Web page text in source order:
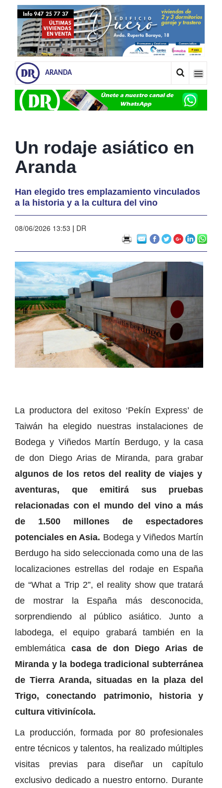
ARANDA
Un rodaje asiático en
Aranda
Han elegido tres emplazamiento vinculados
a la historia y a la cultura del vino
08/06/2026 13:53 | DR
La productora del exitoso ‘Pekín Express’ de
Taiwán ha elegido nuestras instalaciones de
Bodega y Viñedos Martín Berdugo, y la casa
de don Diego Arias de Miranda, para grabar
algunos de los retos del reality de viajes y
aventuras, que emitirá sus pruebas
relacionadas con el mundo del vino a más
de 1.500 millones de espectadores
potenciales en Asia. Bodega y Viñedos Martín
Berdugo ha sido seleccionada como una de las
localizaciones estrellas del rodaje en España
de “What a Trip 2”, el reality show que tratará
de mostrar la España más desconocida,
sorprendiendo al público asiático. Junto a
labodega, el equipo grabará también en la
emblemática casa de don Diego Arias de
Miranda y la bodega tradicional subterránea
de Tierra Aranda, situadas en la plaza del
Trigo, conectando patrimonio, historia y
cultura vitivinícola.
La producción, formada por 80 profesionales
entre técnicos y talentos, ha realizado múltiples
visitas previas para diseñar un capítulo
exclusivo dedicado a nuestro entorno. Durante